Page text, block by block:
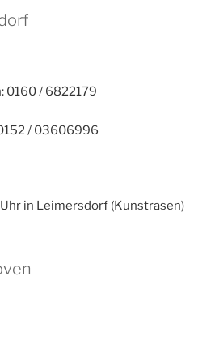
0160 / 6822179
/ 03606996
in Leimersdorf (Kunstrasen)